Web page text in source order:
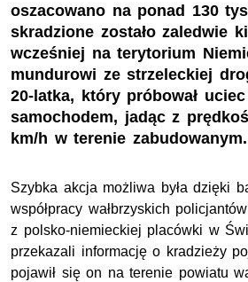
oszacowano na ponad 130
skradzione zostało zaledwie
wcześniej na terytorium
mundurowi ze strzeleckiej
20-latka, który próbował
samochodem, jadąc z
km/h w terenie zabudowanym.
Szybka akcja możliwa była dzięki
współpracy wałbrzyskich
z polsko-niemieckiej placówki w
przekazali informację o kradzieży
pojawił się on na terenie powiatu